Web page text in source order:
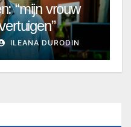
“mijn vrouw
ILEANA DURODIN